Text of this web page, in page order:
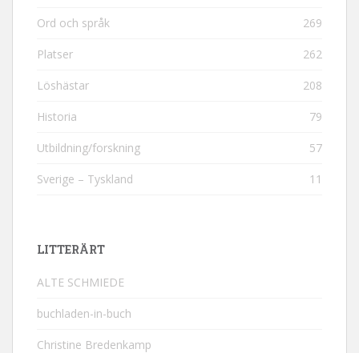
Ord och språk 269
Platser 262
Löshästar 208
Historia 79
Utbildning/forskning 57
Sverige – Tyskland 11
LITTERÄRT
ALTE SCHMIEDE
buchladen-in-buch
Christine Bredenkamp